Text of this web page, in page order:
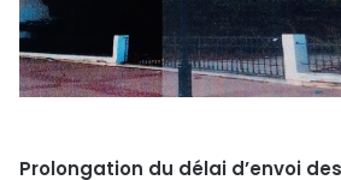
Prolongation du délai d’envoi